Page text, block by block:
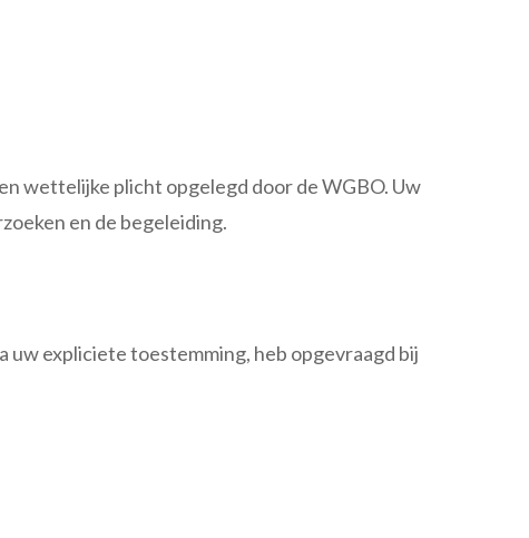
wettelijke plicht opgelegd door de WGBO. Uw
en de begeleiding.
uw expliciete toestemming, heb opgevraagd bij